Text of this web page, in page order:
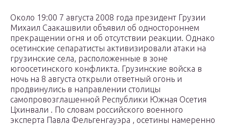
Около 19:00 7 августа 2008 года президент Грузии
Михаил Саакашвили объявил об одностороннем
прекращении огня и об отсутствии реакции. Однако
осетинские сепаратисты активизировали атаки на
грузинские села, расположенные в зоне
югоосетинского конфликта. Грузинские войска в
ночь на 8 августа открыли ответный огонь и
продвинулись в направлении столицы
самопровозглашенной Республики Южная Осетия
Цхинвали . По словам российского военного
эксперта Павла Фельгенгауэра , осетины намеренно